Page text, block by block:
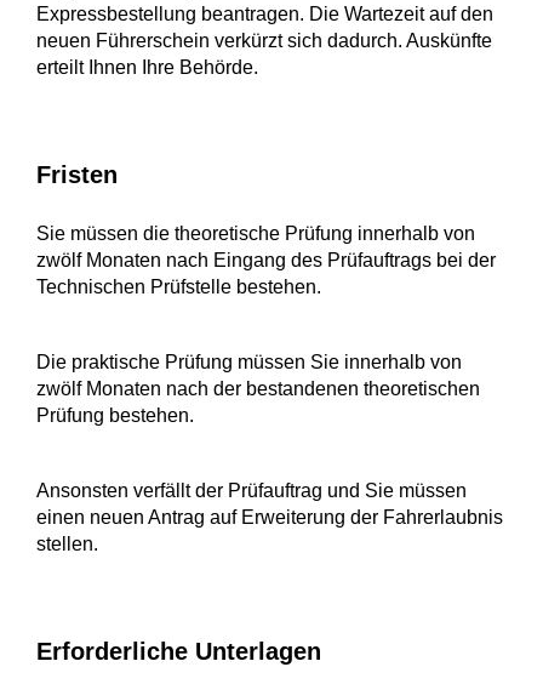
Expressbestellung beantragen. Die Wartezeit auf den
neuen Führerschein verkürzt sich dadurch. Auskünfte
erteilt Ihnen Ihre Behörde.
Fristen
Sie müssen die theoretische Prüfung innerhalb von
zwölf Monaten nach Eingang des Prüfauftrags bei der
Technischen Prüfstelle bestehen.
Die praktische Prüfung müssen Sie innerhalb von
zwölf Monaten nach der bestandenen theoretischen
Prüfung bestehen.
Ansonsten verfällt der Prüfauftrag und Sie müssen
einen neuen Antrag auf Erweiterung der Fahrerlaubnis
stellen.
Erforderliche Unterlagen